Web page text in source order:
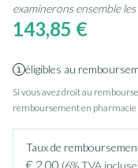
143,85 €
éligibles au
Si vous avez droit au
remboursement en pharmacie
Taux de
€ 2,00 (6% TVA
examinerons ensemble les